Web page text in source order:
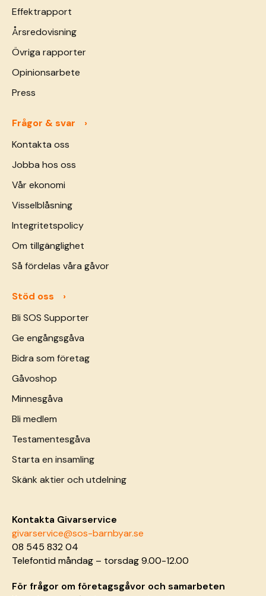
Effektrapport
Årsredovisning
Övriga rapporter
Opinionsarbete
Press
Frågor & svar
Kontakta oss
Jobba hos oss
Vår ekonomi
Visselblåsning
Integritetspolicy
Om tillgänglighet
Så fördelas våra gåvor
Stöd oss
Bli SOS Supporter
Ge engångsgåva
Bidra som företag
Gåvoshop
Minnesgåva
Bli medlem
Testamentesgåva
Starta en insamling
Skänk aktier och utdelning
Kontakta Givarservice
givarservice@sos-barnbyar.se
08 545 832 04
Telefontid måndag – torsdag 9.00-12.00
För frågor om företagsgåvor och samarbeten